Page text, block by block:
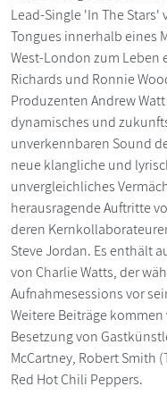
Lead-Single 'In The
Tongues innerhalb eines
West-London zum Leben
Richards und Ronnie
Produzenten Andrew
dynamisches und
unverkennbaren Sound
neue klangliche und
unvergleichliches
herausragende Auftritte
deren
Steve Jordan. Es enthält
von Charlie Watts, der
Aufnahmesessions vor
Weitere Beiträge
Besetzung von
McCartney, Robert Smith
Red Hot Chili Peppers.